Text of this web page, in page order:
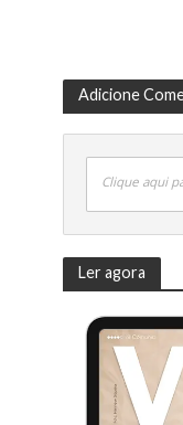
Adicione
Clique aqui
Ler agora